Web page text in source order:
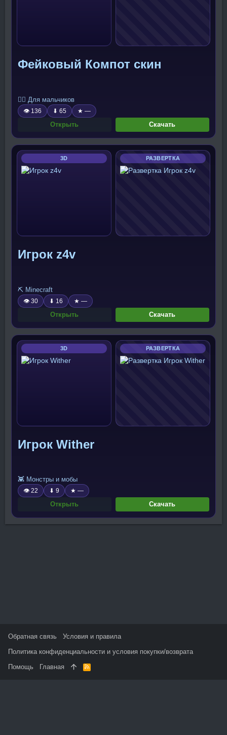
Фейковый Компот скин
🧍‍♂️ Для мальчиков
👁 136 ⬇ 65 ★ —
Открыть Скачать
3D РАЗВЕРТКА
Игрок z4v
⛏️ Minecraft
👁 30 ⬇ 16 ★ —
Открыть Скачать
3D РАЗВЕРТКА
Игрок Wither
👾 Монстры и мобы
👁 22 ⬇ 9 ★ —
Открыть Скачать
Обратная связь
Условия и правила
Политика конфиденциальности и условия покупки/возврата
Помощь
Главная
R